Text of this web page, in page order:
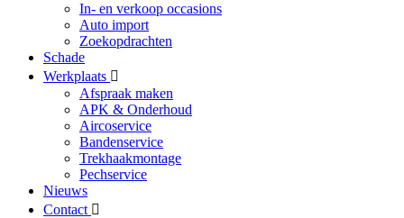
In- en verkoop occasions
Auto import
Zoekopdrachten
Schade
Werkplaats
Afspraak maken
APK & Onderhoud
Aircoservice
Bandenservice
Trekhaakmontage
Pechservice
Nieuws
Contact